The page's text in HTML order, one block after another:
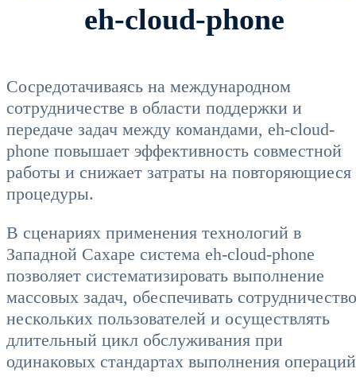
eh-cloud-phone
Сосредотачиваясь на международном
сотрудничестве в области поддержки и
передаче задач между командами, eh-cloud-
phone повышает эффективность совместной
работы и снижает затраты на повторяющиеся
процедуры.
В сценариях применения технологий в
Западной Сахаре система eh-cloud-phone
позволяет систематизировать выполнение
массовых задач, обеспечивать сотрудничество
нескольких пользователей и осуществлять
длительный цикл обслуживания при
одинаковых стандартах выполнения